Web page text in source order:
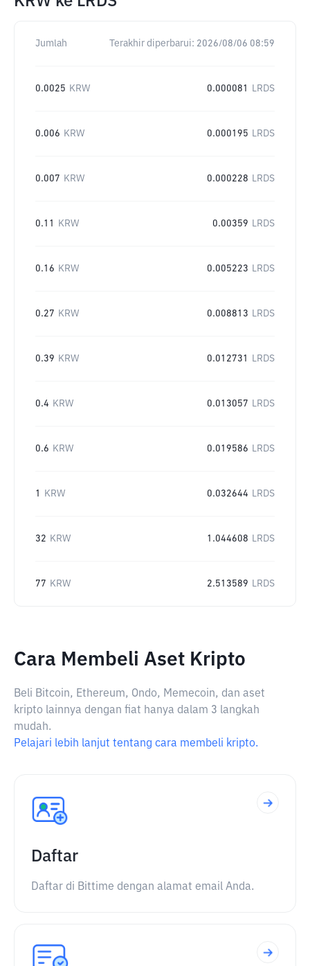
Jumlah Terakhir diperbarui: 2026/08/06 08:59
0.0025 KRW 0.000081 LRDS
0.006 KRW 0.000195 LRDS
0.007 KRW 0.000228 LRDS
0.11 KRW 0.00359 LRDS
0.16 KRW 0.005223 LRDS
0.27 KRW 0.008813 LRDS
0.39 KRW 0.012731 LRDS
0.4 KRW 0.013057 LRDS
0.6 KRW 0.019586 LRDS
1 KRW 0.032644 LRDS
32 KRW 1.044608 LRDS
77 KRW 2.513589 LRDS
Cara Membeli Aset Kripto
Beli Bitcoin, Ethereum, Ondo, Memecoin, dan aset
kripto lainnya dengan fiat hanya dalam 3 langkah
mudah.
Pelajari lebih lanjut tentang cara membeli kripto.
Daftar
Daftar di Bittime dengan alamat email Anda.